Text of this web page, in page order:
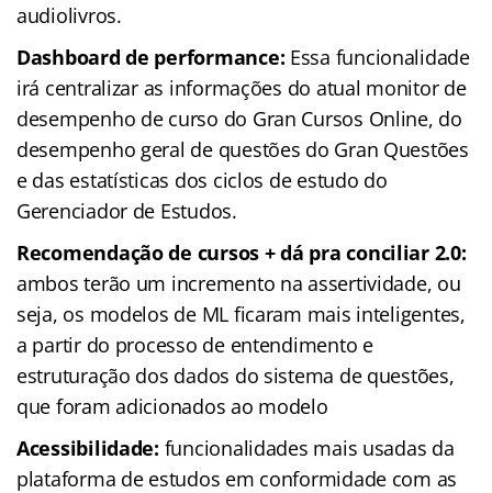
audiolivros.
Dashboard de performance: Essa funcionalidade
irá centralizar as informações do atual monitor de
desempenho de curso do Gran Cursos Online, do
desempenho geral de questões do Gran Questões
e das estatísticas dos ciclos de estudo do
Gerenciador de Estudos.
Recomendação de cursos + dá pra conciliar 2.0:
ambos terão um incremento na assertividade, ou
seja, os modelos de ML ficaram mais inteligentes,
a partir do processo de entendimento e
estruturação dos dados do sistema de questões,
que foram adicionados ao modelo
Acessibilidade: funcionalidades mais usadas da
plataforma de estudos em conformidade com as